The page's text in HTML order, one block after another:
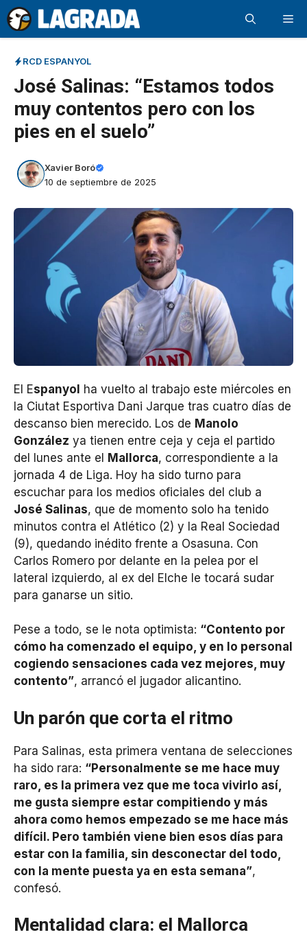
Saltar
al
contenido
RCD ESPANYOL
José Salinas: “Estamos todos
muy contentos pero con los
pies en el suelo”
Xavier Boró
10 de septiembre de 2025
El Espanyol ha vuelto al trabajo este miércoles en
la Ciutat Esportiva Dani Jarque tras cuatro días de
descanso bien merecido. Los de Manolo
González ya tienen entre ceja y ceja el partido
del lunes ante el Mallorca, correspondiente a la
jornada 4 de Liga. Hoy ha sido turno para
escuchar para los medios oficiales del club a
José Salinas, que de momento solo ha tenido
minutos contra el Atlético (2) y la Real Sociedad
(9), quedando inédito frente a Osasuna. Con
Carlos Romero por delante en la pelea por el
lateral izquierdo, al ex del Elche le tocará sudar
para ganarse un sitio.
Pese a todo, se le nota optimista: “Contento por
cómo ha comenzado el equipo, y en lo personal
cogiendo sensaciones cada vez mejores, muy
contento”, arrancó el jugador alicantino.
Un parón que corta el ritmo
Para Salinas, esta primera ventana de selecciones
ha sido rara: “Personalmente se me hace muy
raro, es la primera vez que me toca vivirlo así,
me gusta siempre estar compitiendo y más
ahora como hemos empezado se me hace más
difícil. Pero también viene bien esos días para
estar con la familia, sin desconectar del todo,
con la mente puesta ya en esta semana”,
confesó.
Mentalidad clara: el Mallorca